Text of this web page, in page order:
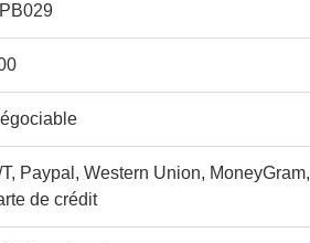
Paypal, Western Union, MoneyGram,
de crédit